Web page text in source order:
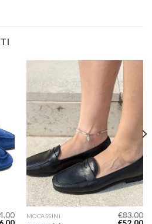
MOCASSINI €83.00